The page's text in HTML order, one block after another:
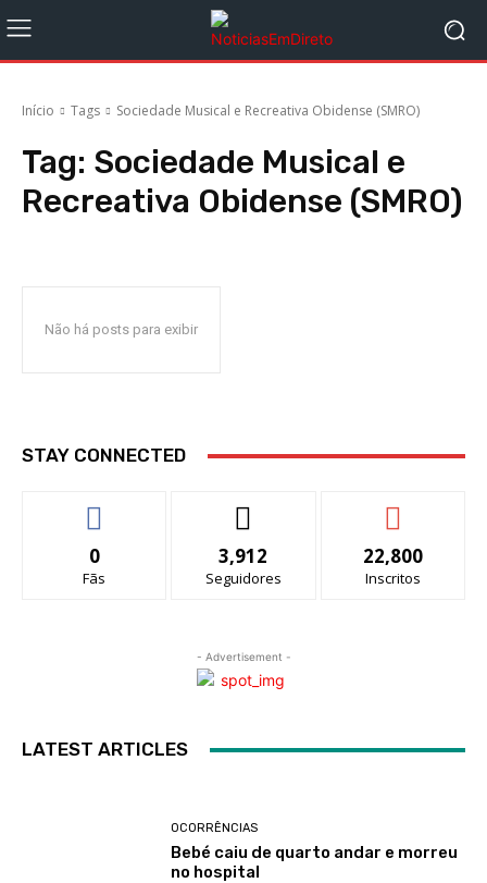
Início Tags Sociedade Musical e Recreativa Obidense (SMRO)
Tag: Sociedade Musical e
Recreativa Obidense (SMRO)
Não há posts para exibir
STAY CONNECTED
0
Fãs
3,912
Seguidores
22,800
Inscritos
- Advertisement -
LATEST ARTICLES
OCORRÊNCIAS
Bebé caiu de quarto andar e morreu
no hospital